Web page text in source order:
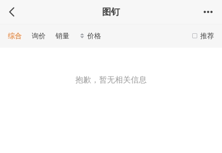
图钉
推荐
综合 询价 销量 价格
抱歉，暂无相关信息